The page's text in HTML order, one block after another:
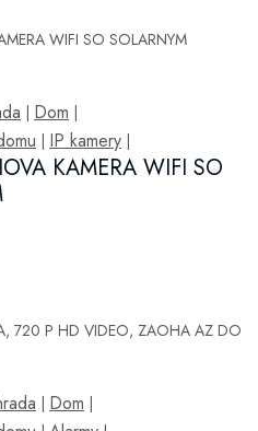
Dom
IP kamery
KAMERA WIFI SO
Dom